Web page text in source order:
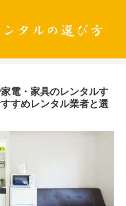
電・家具のレンタルす
すめレンタル業者と選